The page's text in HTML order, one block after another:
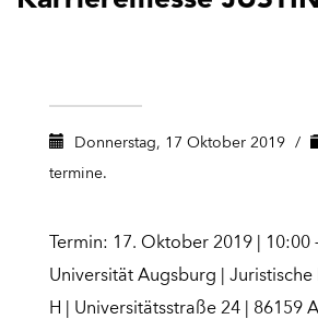
Donnerstag, 17 Oktober 2019 /
termine.
Termin: 17. Oktober 2019 | 10:00
Universität Augsburg |
H | Universitätsstraße 24 | 86159